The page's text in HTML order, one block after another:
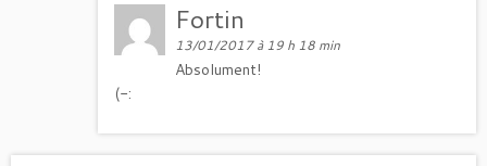
Fortin
13/01/2017 à 19 h 18 min
Absolument!
(-: